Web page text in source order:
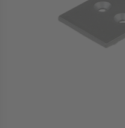
für Kategorie